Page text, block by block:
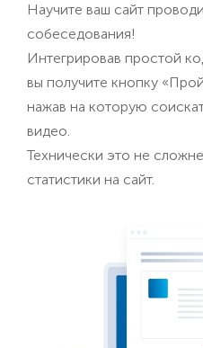
Научите ваш сайт
собеседования!
Интегрировав простой
вы получите кнопку
нажав на которую
видео.
Технически это не
статистики на сайт.